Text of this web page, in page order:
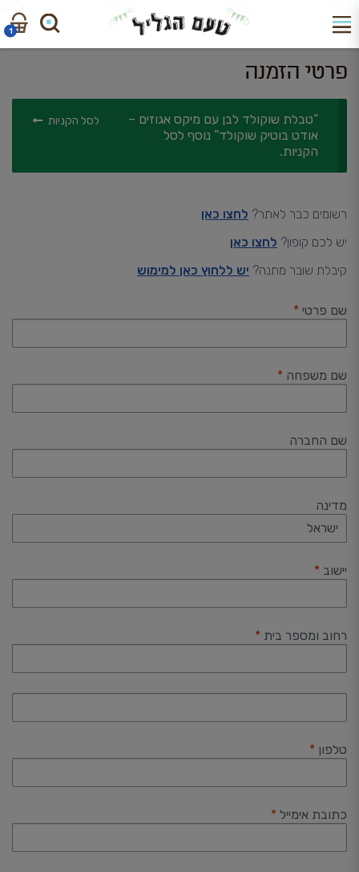
דלג
לניווט
לדלג
לתוכן
1
עבור:
פרטי הזמנה
לסל הקניות
“טבלת שוקולד לבן עם מיקס אגוזים –
אודט בוטיק שוקולד” נוסף לסל
הקניות.
רשומים כבר לאתר? לחצו כאן
יש לכם קופון? לחצו כאן
קיבלת שובר מתנה? יש ללחוץ כאן למימוש
שם פרטי *
שם משפחה *
שם החברה
מדינה
ישראל
יישוב *
רחוב ומספר בית *
טלפון *
כתובת אימייל *